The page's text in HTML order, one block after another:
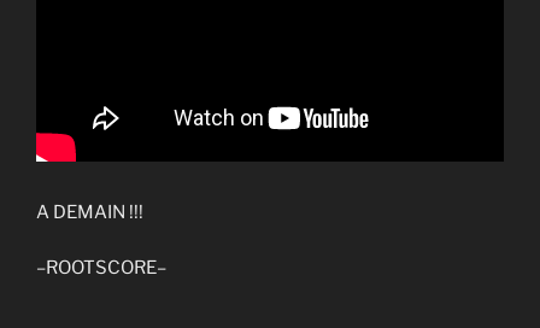
A DEMAIN !!!
–ROOTSCORE–